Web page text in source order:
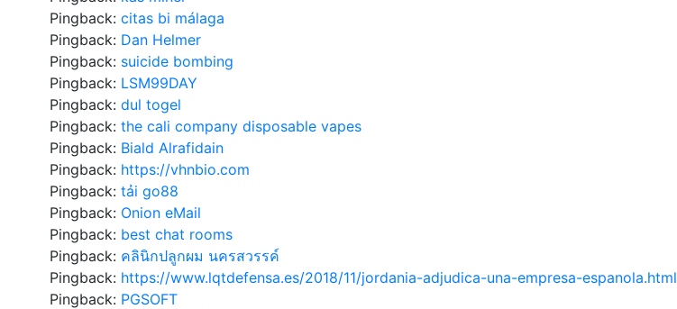
Pingback: citas bi málaga
Pingback: Dan Helmer
Pingback: suicide bombing
Pingback: LSM99DAY
Pingback: dul togel
Pingback: the cali company disposable vapes
Pingback: Biald Alrafidain
Pingback: https://vhnbio.com
Pingback: tải go88
Pingback: Onion eMail
Pingback: best chat rooms
Pingback: คลินิกปลูกผม นครสวรรค์
Pingback: https://www.lqtdefensa.es/2018/11/jordania-adjudica-una-empresa-espanola.html
Pingback: PGSOFT